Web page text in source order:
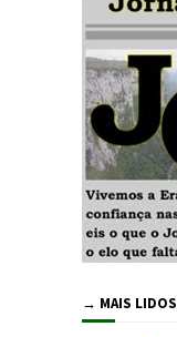
→ MAIS LIDOS